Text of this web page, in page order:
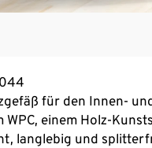
für den Innen-
WPC, einem Holz-
langlebig und